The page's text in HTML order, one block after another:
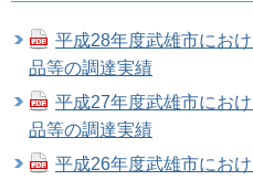
平成28年度武雄市にお
品等の調達実績
平成27年度武雄市にお
品等の調達実績
平成26年度武雄市にお